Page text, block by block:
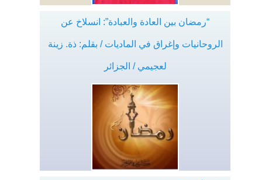
“رمضان بين العادة والعبادة”: انسلاخ عن
الروحانيات وإغراق في الماديات / بقلم: ذة. زينة
لعجيمي / الجزائر